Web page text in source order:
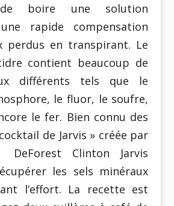
de boire une solution
rapide compensation
perdus en transpirant. Le
contient beaucoup de
différents tels que le
le fluor, le soufre,
le fer. Bien connu des
de Jarvis » créée par
Clinton Jarvis
les sels minéraux
l’effort. La recette est